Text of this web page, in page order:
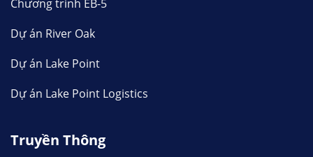
Chương trình EB-5
Dự án River Oak
Dự án Lake Point
Dự án Lake Point Logistics
Truyền Thông